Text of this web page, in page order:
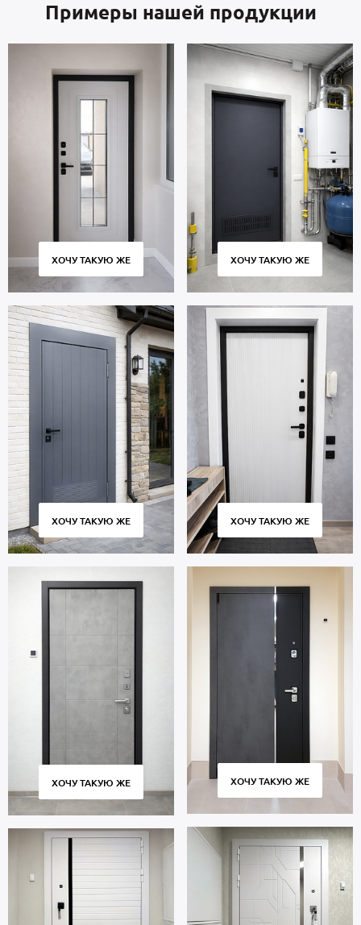
Примеры нашей продукции
ХОЧУ ТАКУЮ ЖЕ
ХОЧУ ТАКУЮ ЖЕ
ХОЧУ ТАКУЮ ЖЕ
ХОЧУ ТАКУЮ ЖЕ
ХОЧУ ТАКУЮ ЖЕ
ХОЧУ ТАКУЮ ЖЕ